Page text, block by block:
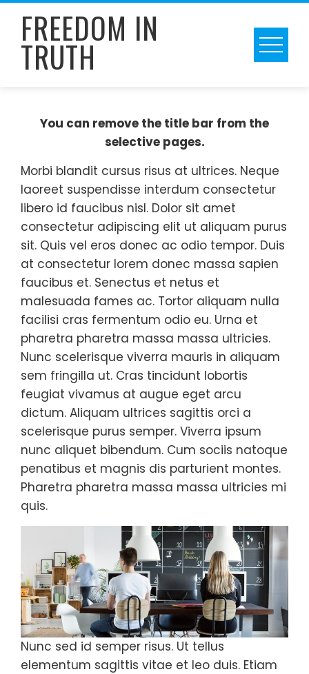
Skip
contentFREEDOM IN
TRUTH
You can remove the title bar from the
selective pages.
Morbi blandit cursus risus at ultrices. Neque
laoreet suspendisse interdum consectetur
libero id faucibus nisl. Dolor sit amet
consectetur adipiscing elit ut aliquam purus
sit. Quis vel eros donec ac odio tempor. Duis
at consectetur lorem donec massa sapien
faucibus et. Senectus et netus et
malesuada fames ac. Tortor aliquam nulla
facilisi cras fermentum odio eu. Urna et
pharetra pharetra massa massa ultricies.
Nunc scelerisque viverra mauris in aliquam
sem fringilla ut. Cras tincidunt lobortis
feugiat vivamus at augue eget arcu
dictum. Aliquam ultrices sagittis orci a
scelerisque purus semper. Viverra ipsum
nunc aliquet bibendum. Cum sociis natoque
penatibus et magnis dis parturient montes.
Pharetra pharetra massa massa ultricies mi
quis.
Nunc sed id semper risus. Ut tellus
elementum sagittis vitae et leo duis. Etiam